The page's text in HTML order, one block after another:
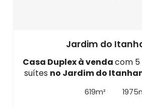
Jardim do
Casa Duplex à vendacom 5
suítes no Jardim do
619m²